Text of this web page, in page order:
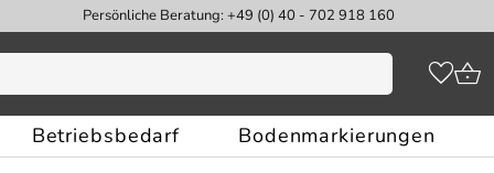
Persönliche Beratung: +49 (0) 40 - 702 918 160
Betriebsbedarf Bodenmarkierungen